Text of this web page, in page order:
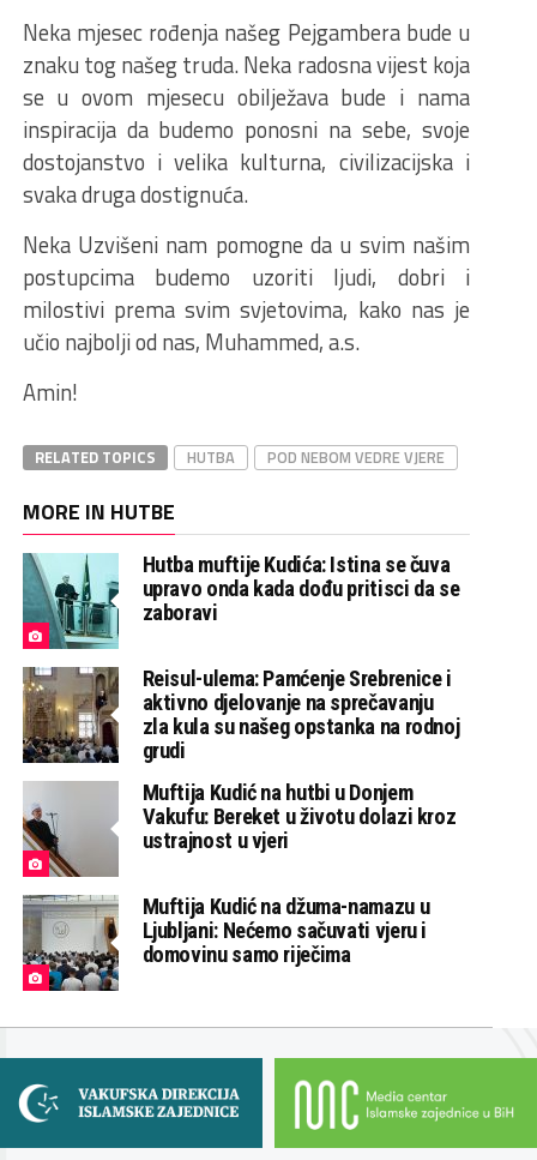
Neka mjesec rođenja našeg Pejgambera bude u
znaku tog našeg truda. Neka radosna vijest koja
se u ovom mjesecu obilježava bude i nama
inspiracija da budemo ponosni na sebe, svoje
dostojanstvo i velika kulturna, civilizacijska i
svaka druga dostignuća.
Neka Uzvišeni nam pomogne da u svim našim
postupcima budemo uzoriti ljudi, dobri i
milostivi prema svim svjetovima, kako nas je
učio najbolji od nas, Muhammed, a.s.
Amin!
RELATED TOPICS HUTBA POD NEBOM VEDRE VJERE
MORE IN HUTBE
Hutba muftije Kudića: Istina se čuva
upravo onda kada dođu pritisci da se
zaboravi
Reisul-ulema: Pamćenje Srebrenice i
aktivno djelovanje na sprečavanju
zla kula su našeg opstanka na rodnoj
grudi
Muftija Kudić na hutbi u Donjem
Vakufu: Bereket u životu dolazi kroz
ustrajnost u vjeri
Muftija Kudić na džuma-namazu u
Ljubljani: Nećemo sačuvati vjeru i
domovinu samo riječima